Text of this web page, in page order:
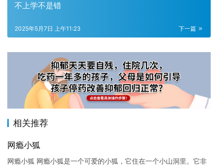
不上学不是错
下一篇
2025年5月7日 上午11:23
相关推荐
网瘾小狐
网瘾小狐 网瘾小狐是一个可爱的小狐，它住在一个小山洞里。它非